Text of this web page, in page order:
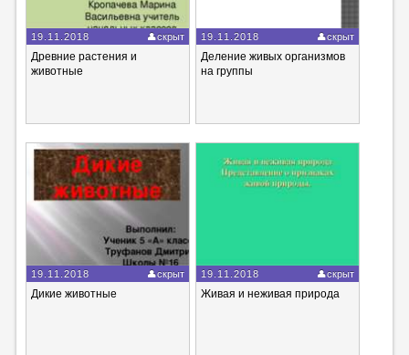
19.11.2018 скрыт
Древние растения и
животные
19.11.2018 скрыт
Деление живых организмов
на группы
19.11.2018 скрыт
Дикие животные
19.11.2018 скрыт
Живая и неживая природа